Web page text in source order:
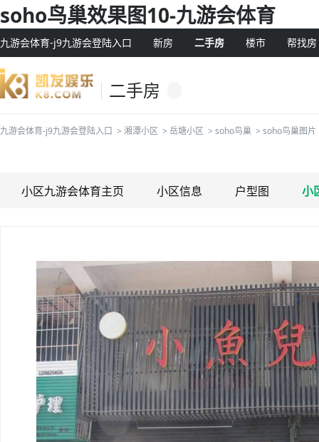
soho鸟巢效果图10-九游会体育
九游会体育-j9九游会登陆入口 新房 二手房 楼市 帮找房
二手房
九游会体育-j9九游会登陆入口 > 湘潭小区 > 岳塘小区 > soho鸟巢 > soho鸟巢图片
小区九游会体育主页 小区信息 户型图 小